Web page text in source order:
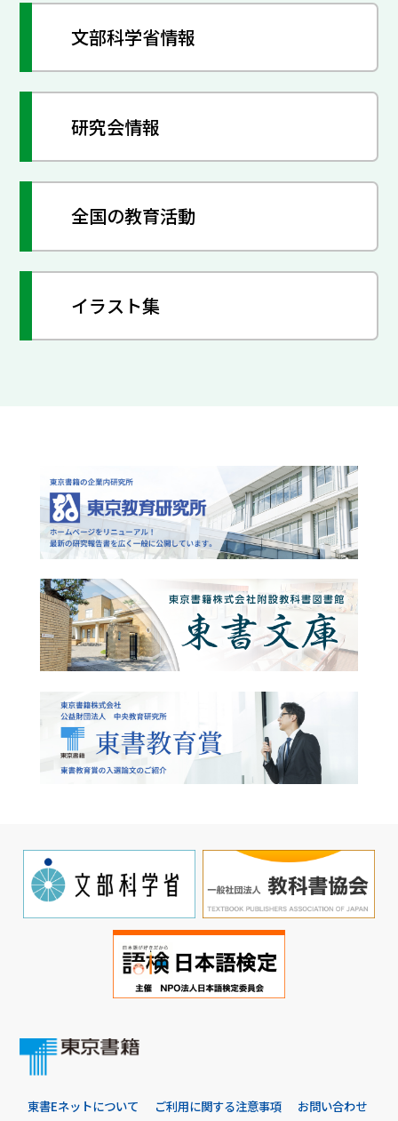
文部科学省情報
研究会情報
全国の教育活動
イラスト集
東書Eネットについて ご利用に関する注意事項
お問い合わせ